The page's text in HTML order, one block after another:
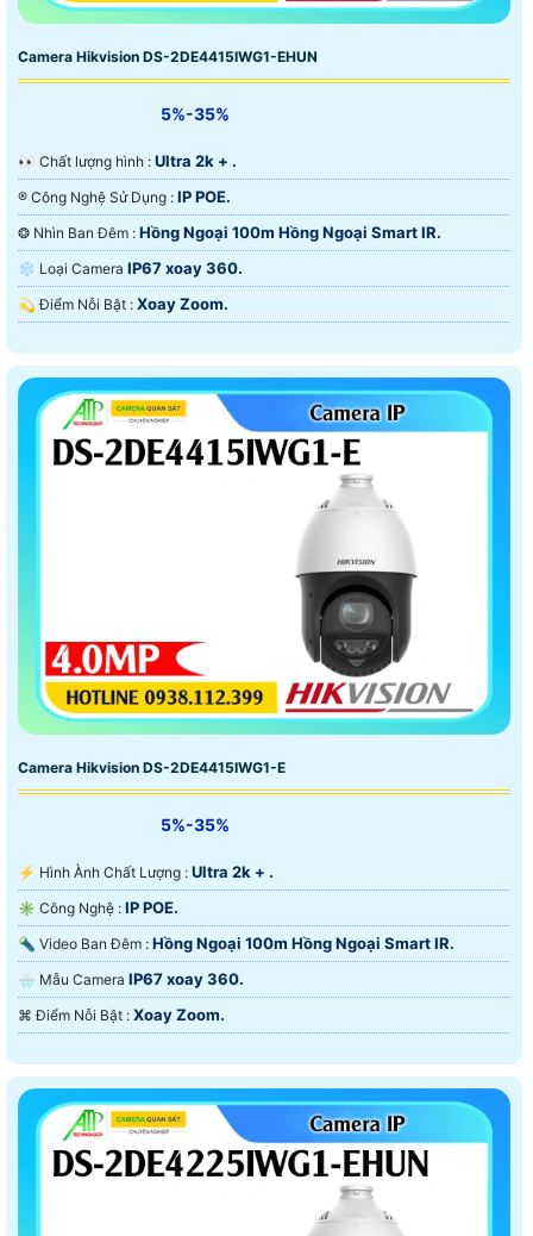
Camera Hikvision DS-2DE4415IWG1-EHUN
5%-35%
️👀 Chất lượng hình : Ultra 2k + .
®️ Công Nghệ Sử Dụng : IP POE.
❂ Nhìn Ban Đêm : Hồng Ngoại 100m Hồng Ngoại Smart IR.
❄ Loại Camera IP67 xoay 360.
️💫 Điểm Nỗi Bật : Xoay Zoom.
Camera Hikvision DS-2DE4415IWG1-E
5%-35%
️⚡ Hình Ành Chất Lượng : Ultra 2k + .
✳️ Công Nghệ : IP POE.
🔦 Video Ban Đêm : Hồng Ngoại 100m Hồng Ngoại Smart IR.
🌧️ Mẫu Camera IP67 xoay 360.
️⌘ Điểm Nỗi Bật : Xoay Zoom.